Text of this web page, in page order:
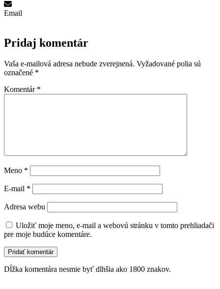
Email
Pridaj komentár
Vaša e-mailová adresa nebude zverejnená. Vyžadované polia sú
označené *
Komentár *
Meno *
E-mail *
Adresa webu
Uložiť moje meno, e-mail a webovú stránku v tomto prehliadači
pre moje budúce komentáre.
Dĺžka komentára nesmie byť dlhšia ako 1800 znakov.